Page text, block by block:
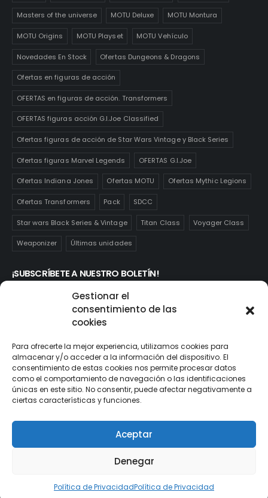
Gestionar el
consentimiento de las
cookies
Para ofrecerte la mejor experiencia, utilizamos cookies para
almacenar y/o acceder a la información del dispositivo. El
consentimiento de estas cookies nos permite procesar datos
como el comportamiento de navegación o las identificaciones
únicas en este sitio. No consentir, puede afectar negativamente a
ciertas características y funciones.
Aceptar
Denegar
Política de PrivacidadPolítica de Privacidad
Masters of the universe MOTU Deluxe MOTU Montura
MOTU Origins MOTU Playset MOTU Vehículo
Novedades En Stock Ofertas Dungeons & Dragons
Ofertas en figuras de acción
OFERTAS en figuras de acción. Transformers
OFERTAS figuras acción G.I.Joe Classified
Ofertas figuras de acción de Star Wars Vintage y Black Series
Ofertas figuras Marvel Legends OFERTAS G.I.Joe
Ofertas Indiana Jones Ofertas MOTU Ofertas Mythic Legions
Ofertas Transformers Pack SDCC
Star wars Black Series & Vintage Titan Class Voyager Class
Weaponizer Últimas unidades
¡SUBSCRÍBETE A NUESTRO BOLETÍN!
Te mantendrás informado de las novedades y ofertas que
realmente te interesan. Subscríbete aquí:
© ActionToys.es 2021. All Rights Reserved